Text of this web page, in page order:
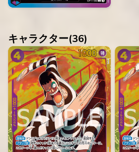
キャラクター(36)